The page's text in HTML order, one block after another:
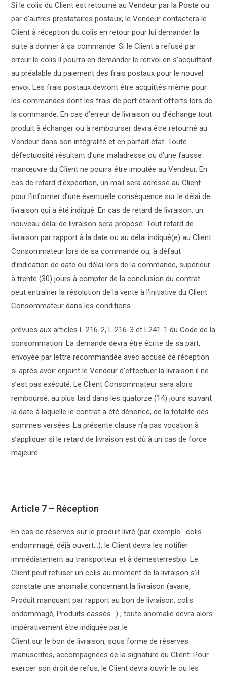
Si le colis du Client est retourné au Vendeur par la Poste ou
par d’autres prestataires postaux, le Vendeur contactera le
Client à réception du colis en retour pour lui demander la
suite à donner à sa commande. Si le Client a refusé par
erreur le colis il pourra en demander le renvoi en s’acquittant
au préalable du paiement des frais postaux pour le nouvel
envoi. Les frais postaux devront être acquittés même pour
les commandes dont les frais de port étaient offerts lors de
la commande. En cas d’erreur de livraison ou d’échange tout
produit à échanger ou à rembourser devra être retourné au
Vendeur dans son intégralité et en parfait état. Toute
défectuosité résultant d’une maladresse ou d’une fausse
manœuvre du Client ne pourra être imputée au Vendeur. En
cas de retard d’expédition, un mail sera adressé au Client
pour l’informer d’une éventuelle conséquence sur le délai de
livraison qui a été indiqué. En cas de retard de livraison, un
nouveau délai de livraison sera proposé. Tout retard de
livraison par rapport à la date ou au délai indiqué(e) au Client
Consommateur lors de sa commande ou, à défaut
d’indication de date ou délai lors de la commande, supérieur
à trente (30) jours à compter de la conclusion du contrat
peut entraîner la résolution de la vente à l’initiative du Client
Consommateur dans les conditions
prévues aux articles L 216-2, L 216-3 et L241-1 du Code de la
consommation. La demande devra être écrite de sa part,
envoyée par lettre recommandée avec accusé de réception
si après avoir enjoint le Vendeur d’effectuer la livraison il ne
s’est pas exécuté. Le Client Consommateur sera alors
remboursé, au plus tard dans les quatorze (14) jours suivant
la date à laquelle le contrat a été dénoncé, de la totalité des
sommes versées. La présente clause n’a pas vocation à
s’appliquer si le retard de livraison est dû à un cas de force
majeure.
Article 7 – Réception
En cas de réserves sur le produit livré (par exemple : colis
endommagé, déjà ouvert…), le Client devra les notifier
immédiatement au transporteur et à demesterresbio. Le
Client peut refuser un colis au moment de la livraison s’il
constate une anomalie concernant la livraison (avarie,
Produit manquant par rapport au bon de livraison, colis
endommagé, Produits cassés…) ; toute anomalie devra alors
impérativement être indiquée par le
Client sur le bon de livraison, sous forme de réserves
manuscrites, accompagnées de la signature du Client. Pour
exercer son droit de refus, le Client devra ouvrir le ou les